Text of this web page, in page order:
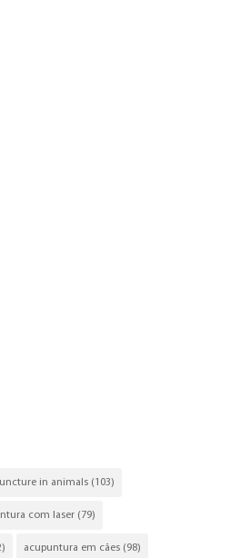
in animals(103)
com laser(79)
acupuntura em cães(98)